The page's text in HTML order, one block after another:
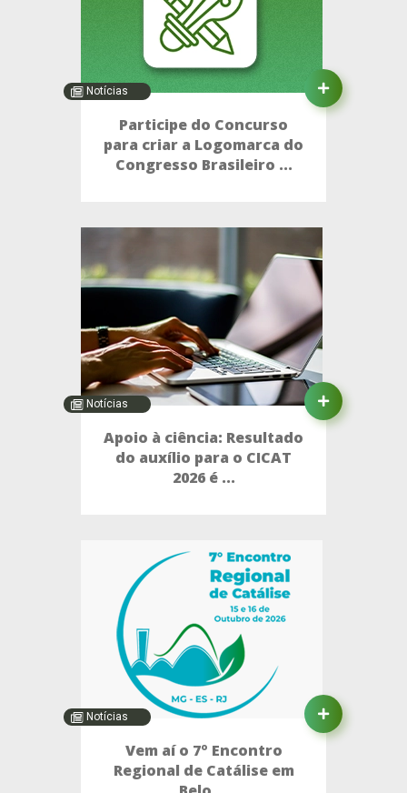
Notícias
Participe do Concurso
para criar a Logomarca do
Congresso Brasileiro ...
Notícias
Apoio à ciência: Resultado
do auxílio para o CICAT
2026 é ...
Notícias
Vem aí o 7º Encontro
Regional de Catálise em